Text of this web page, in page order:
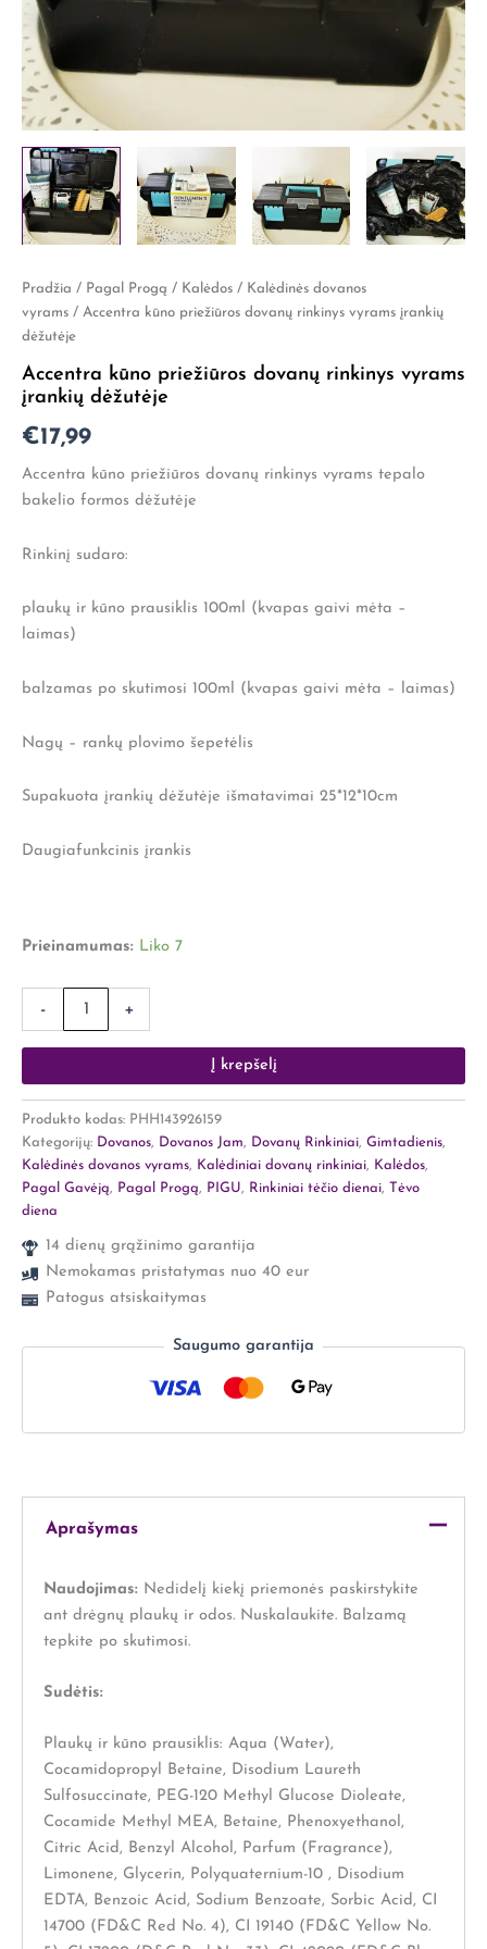
Pradžia / Pagal Progą / Kalėdos / Kalėdinės dovanos
vyrams / Accentra kūno priežiūros dovanų rinkinys vyrams įrankių
dėžutėje
Accentra kūno priežiūros dovanų rinkinys vyrams
įrankių dėžutėje
€17,99
Accentra kūno priežiūros dovanų rinkinys vyrams tepalo
bakelio formos dėžutėje
Rinkinį sudaro:
plaukų ir kūno prausiklis 100ml (kvapas gaivi mėta –
laimas)
balzamas po skutimosi 100ml (kvapas gaivi mėta – laimas)
Nagų – rankų plovimo šepetėlis
Supakuota įrankių dėžutėje išmatavimai 25*12*10cm
Daugiafunkcinis įrankis
Prieinamumas: Liko 7
-
produkto
kiekis:
Accentra
priežiūros
dovanų
vyrams
dėžutėje
+
Į krepšelį
Produkto kodas: PHH143926159
Kategorijų: Dovanos, Dovanos Jam, Dovanų Rinkiniai, Gimtadienis,
Kalėdinės dovanos vyrams, Kalėdiniai dovanų rinkiniai, Kalėdos,
Pagal Gavėją, Pagal Progą, PIGU, Rinkiniai tėčio dienai, Tėvo
diena
14 dienų grąžinimo garantija
Nemokamas pristatymas nuo 40 eur
Patogus atsiskaitymas
Saugumo garantija
Aprašymas
Naudojimas: Nedidelį kiekį priemonės paskirstykite
ant drėgnų plaukų ir odos. Nuskalaukite. Balzamą
tepkite po skutimosi.
Sudėtis:
Plaukų ir kūno prausiklis: Aqua (Water),
Cocamidopropyl Betaine, Disodium Laureth
Sulfosuccinate, PEG-120 Methyl Glucose Dioleate,
Cocamide Methyl MEA, Betaine, Phenoxyethanol,
Citric Acid, Benzyl Alcohol, Parfum (Fragrance),
Limonene, Glycerin, Polyquaternium-10 , Disodium
EDTA, Benzoic Acid, Sodium Benzoate, Sorbic Acid, CI
14700 (FD&C Red No. 4), CI 19140 (FD&C Yellow No.